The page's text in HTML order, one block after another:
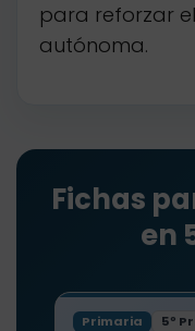
para reforzar
autónoma.
Fichas
en
Primaria 5º